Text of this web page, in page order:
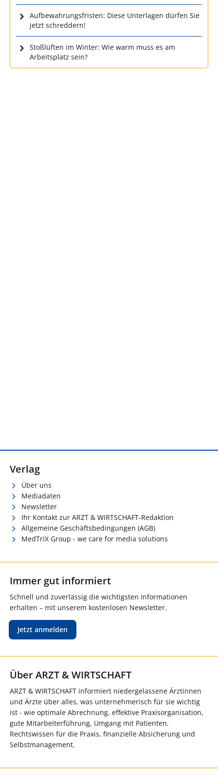
Aufbewahrungsfristen: Diese Unterlagen dürfen Sie
jetzt schreddern!
Stoßlüften im Winter: Wie warm muss es am
Arbeitsplatz sein?
Verlag
Über uns
Mediadaten
Newsletter
Ihr Kontakt zur ARZT & WIRTSCHAFT-Redaktion
Allgemeine Geschäftsbedingungen (AGB)
MedTriX Group - we care for media solutions
Immer gut informiert
Schnell und zuverlässig die wichtigsten Informationen
erhalten – mit unserem kostenlosen Newsletter.
Jetzt anmelden
Über ARZT & WIRTSCHAFT
ARZT & WIRTSCHAFT informiert niedergelassene Ärztinnen
und Ärzte über alles, was unternehmerisch für sie wichtig
ist - wie optimale Abrechnung, effektive Praxisorganisation,
gute Mitarbeiterführung, Umgang mit Patienten,
Rechtswissen für die Praxis, finanzielle Absicherung und
Selbstmanagement.